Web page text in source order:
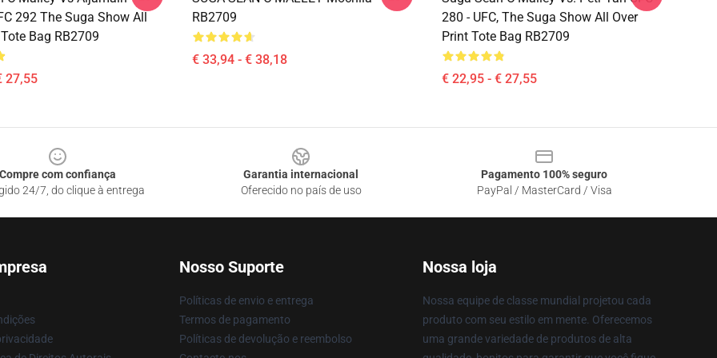
292 The Suga Show All
Bag RB2709
27,55
RB2709
€ 33,94 - € 38,18
280 - UFC, The Suga Show All Over
Print Tote Bag RB2709
€ 22,95 - € 27,55
Compre com confiança
24/7, do clique à entrega
Garantia internacional
Oferecido no país de uso
Pagamento 100% seguro
PayPal / MasterCard / Visa
Nosso Suporte
Políticas de envio e entrega
Termos de pagamento
Políticas de devolução e reembolso
Nossa loja
Nossa equipe de classe mundial projetou cada
produto com seu estilo em mente. Oferecemos
uma grande variedade de produtos de alta